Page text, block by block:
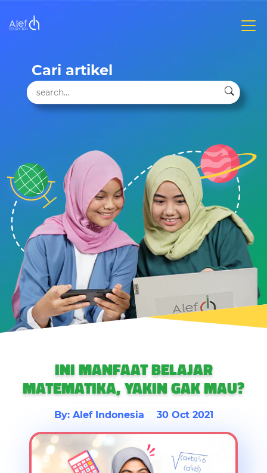
Cari artikel
INI MANFAAT BELAJAR
MATEMATIKA, YAKIN GAK MAU?
By: Alef Indonesia 30 Oct 2021